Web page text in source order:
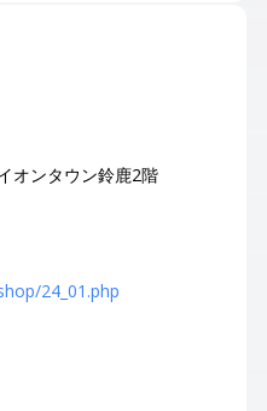
オンタウン鈴鹿2階
24_01.php